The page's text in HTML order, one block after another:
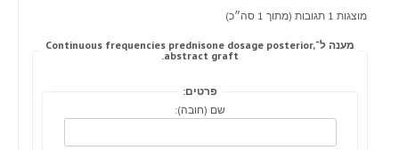
מוצגות 1 תגובות (מתוך 1 סה״כ)
מענה ל־Continuous frequencies prednisone dosage posterior,
abstract graft.
פרטים:
שם (חובה):